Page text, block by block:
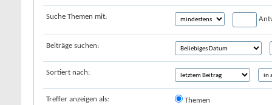
Suche Themen mit:
Beiträge suchen:
Sortiert nach:
Treffer anzeigen als:
Themen